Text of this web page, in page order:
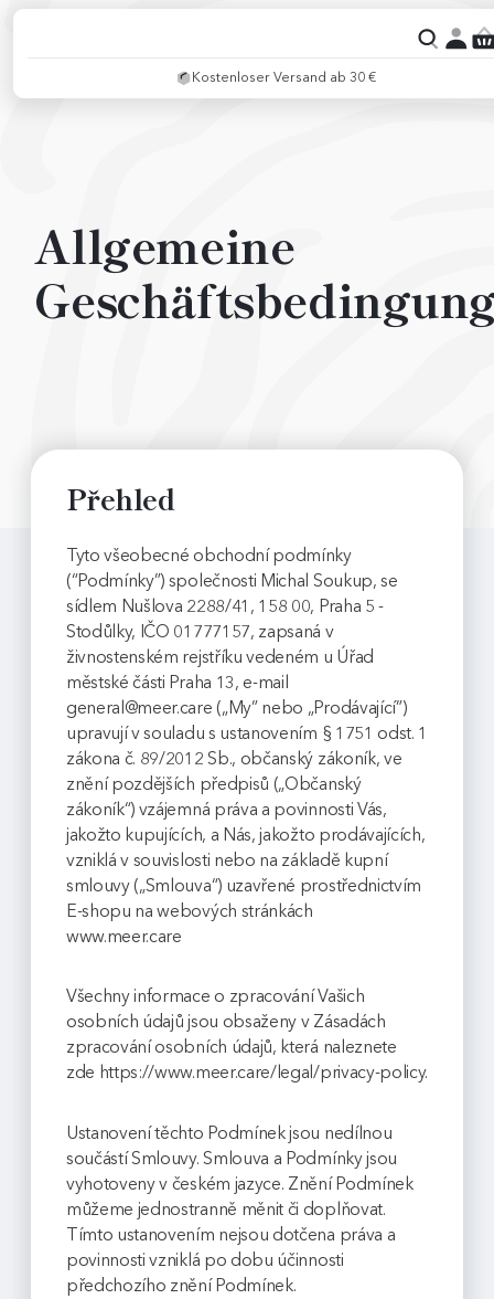
Kostenloser Versand ab 30 €
Allgemeine
Přehled
Tyto všeobecné obchodní podmínky
(“Podmínky”) společnosti Michal Soukup, se
sídlem Nušlova 2288/41, 158 00, Praha 5 -
Stodůlky, IČO 01777157, zapsaná v
živnostenském rejstříku vedeném u Úřad
městské části Praha 13, e-mail
general@meer.care („My” nebo „Prodávající”)
upravují v souladu s ustanovením § 1751 odst. 1
zákona č. 89/2012 Sb., občanský zákoník, ve
znění pozdějších předpisů („Občanský
zákoník“) vzájemná práva a povinnosti Vás,
jakožto kupujících, a Nás, jakožto prodávajících,
vzniklá v souvislosti nebo na základě kupní
smlouvy („Smlouva“) uzavřené prostřednictvím
E-shopu na webových stránkách
www.meer.care
Všechny informace o zpracování Vašich
osobních údajů jsou obsaženy v Zásadách
zpracování osobních údajů, která naleznete
zde https://www.meer.care/legal/privacy-policy.
Ustanovení těchto Podmínek jsou nedílnou
součástí Smlouvy. Smlouva a Podmínky jsou
vyhotoveny v českém jazyce. Znění Podmínek
můžeme jednostranně měnit či doplňovat.
Tímto ustanovením nejsou dotčena práva a
povinnosti vzniklá po dobu účinnosti
předchozího znění Podmínek.